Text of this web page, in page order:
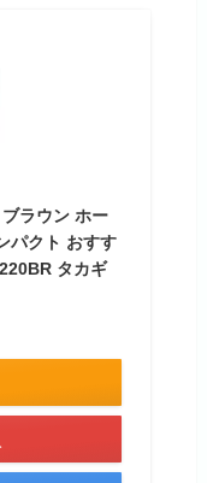
ラウン ホー
パクト おすす
タカギ